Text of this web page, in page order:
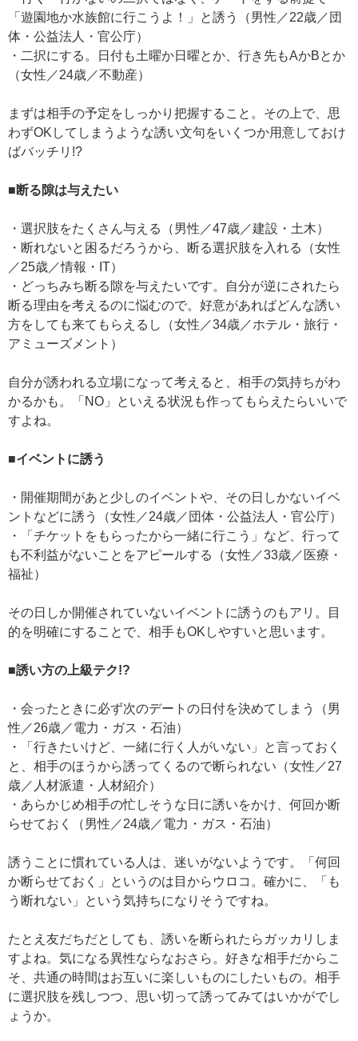
「遊園地か水族館に行こうよ！」と誘う（男性／22歳／団
体・公益法人・官公庁）
・二択にする。日付も土曜か日曜とか、行き先もAかBとか
（女性／24歳／不動産）
まずは相手の予定をしっかり把握すること。その上で、思
わずOKしてしまうような誘い文句をいくつか用意しておけ
ばバッチリ!?
■断る隙は与えたい
・選択肢をたくさん与える（男性／47歳／建設・土木）
・断れないと困るだろうから、断る選択肢を入れる（女性
／25歳／情報・IT）
・どっちみち断る隙を与えたいです。自分が逆にされたら
断る理由を考えるのに悩むので。好意があればどんな誘い
方をしても来てもらえるし（女性／34歳／ホテル・旅行・
アミューズメント）
自分が誘われる立場になって考えると、相手の気持ちがわ
かるかも。「NO」といえる状況も作ってもらえたらいいで
すよね。
■イベントに誘う
・開催期間があと少しのイベントや、その日しかないイベ
ントなどに誘う（女性／24歳／団体・公益法人・官公庁）
・「チケットをもらったから一緒に行こう」など、行って
も不利益がないことをアピールする（女性／33歳／医療・
福祉）
その日しか開催されていないイベントに誘うのもアリ。目
的を明確にすることで、相手もOKしやすいと思います。
■誘い方の上級テク!?
・会ったときに必ず次のデートの日付を決めてしまう（男
性／26歳／電力・ガス・石油）
・「行きたいけど、一緒に行く人がいない」と言っておく
と、相手のほうから誘ってくるので断られない（女性／27
歳／人材派遣・人材紹介）
・あらかじめ相手の忙しそうな日に誘いをかけ、何回か断
らせておく（男性／24歳／電力・ガス・石油）
誘うことに慣れている人は、迷いがないようです。「何回
か断らせておく」というのは目からウロコ。確かに、「も
う断れない」という気持ちになりそうですね。
たとえ友だちだとしても、誘いを断られたらガッカリしま
すよね。気になる異性ならなおさら。好きな相手だからこ
そ、共通の時間はお互いに楽しいものにしたいもの。相手
に選択肢を残しつつ、思い切って誘ってみてはいかがでし
ょうか。